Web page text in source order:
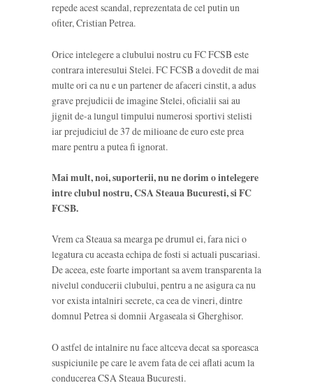
repede acest scandal, reprezentata de cel putin un
ofiter, Cristian Petrea.
Orice intelegere a clubului nostru cu FC FCSB este
contrara interesului Stelei. FC FCSB a dovedit de mai
multe ori ca nu e un partener de afaceri cinstit, a adus
grave prejudicii de imagine Stelei, oficialii sai au
jignit de-a lungul timpului numerosi sportivi stelisti
iar prejudiciul de 37 de milioane de euro este prea
mare pentru a putea fi ignorat.
Mai mult, noi, suporterii, nu ne dorim o intelegere
intre clubul nostru, CSA Steaua Bucuresti, si FC
FCSB.
Vrem ca Steaua sa mearga pe drumul ei, fara nici o
legatura cu aceasta echipa de fosti si actuali puscariasi.
De aceea, este foarte important sa avem transparenta la
nivelul conducerii clubului, pentru a ne asigura ca nu
vor exista intalniri secrete, ca cea de vineri, dintre
domnul Petrea si domnii Argaseala si Gherghisor.
O astfel de intalnire nu face altceva decat sa sporeasca
suspiciunile pe care le avem fata de cei aflati acum la
conducerea CSA Steaua Bucuresti.